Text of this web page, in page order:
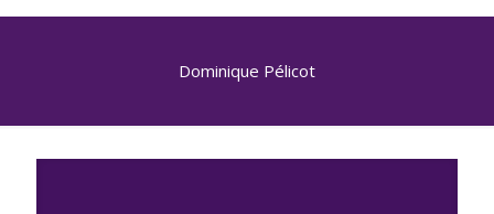
Dominique Pélicot